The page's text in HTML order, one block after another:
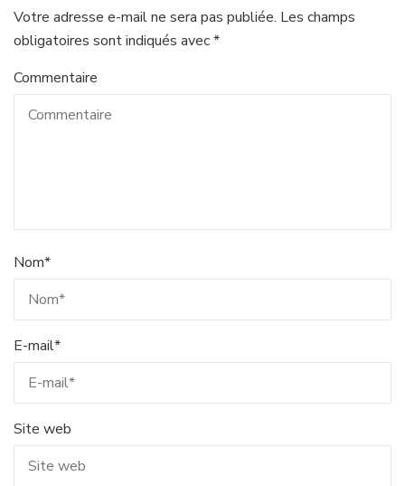
Votre adresse e-mail ne sera pas publiée. Les champs
obligatoires sont indiqués avec*
Commentaire
Nom*
E-mail*
Site web